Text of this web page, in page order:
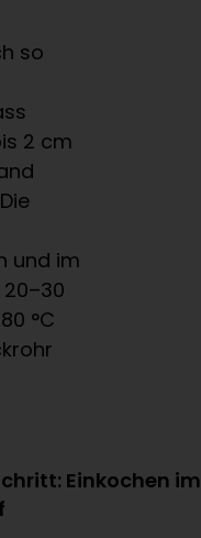
so
2 cm
und im
°C
Einkochen im